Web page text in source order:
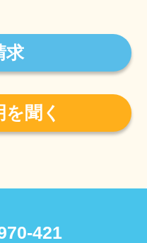
求
聞く
421